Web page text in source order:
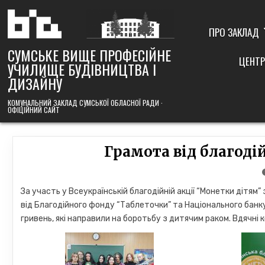
content
СУМСЬКЕ ВИЩЕ ПРОФЕСІЙНЕ
УЧИЛИЩЕ БУДІВНИЦТВА І
ДИЗАЙНУ
КОМУНАЛЬНИЙ ЗАКЛАД СУМСЬКОЇ ОБЛАСНОЇ РАДИ ·
ОФІЦІЙНИЙ САЙТ
ПРО ЗАКЛАД
Грамота від
За участь у Всеукраїнській благодійній акції “Монетки
від Благодійного фонду “Таблеточки” та Національного банку
гривень, які направили на боротьбу з дитячим раком.